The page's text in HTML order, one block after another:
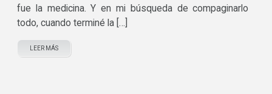
fue la medicina. Y en mi búsqueda de compaginarlo
todo, cuando terminé la […]
LEER MÁS